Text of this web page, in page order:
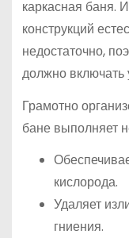
каркасная баня.
конструкций
недостаточно,
должно включать
Грамотно
бане выполняет
кислорода.
Удаляет
гниения.